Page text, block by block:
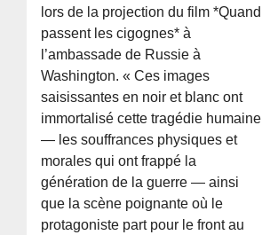
lors de la projection du film *Quand
passent les cigognes* à
l’ambassade de Russie à
Washington. « Ces images
saisissantes en noir et blanc ont
immortalisé cette tragédie humaine
— les souffrances physiques et
morales qui ont frappé la
génération de la guerre — ainsi
que la scène poignante où le
protagoniste part pour le front au